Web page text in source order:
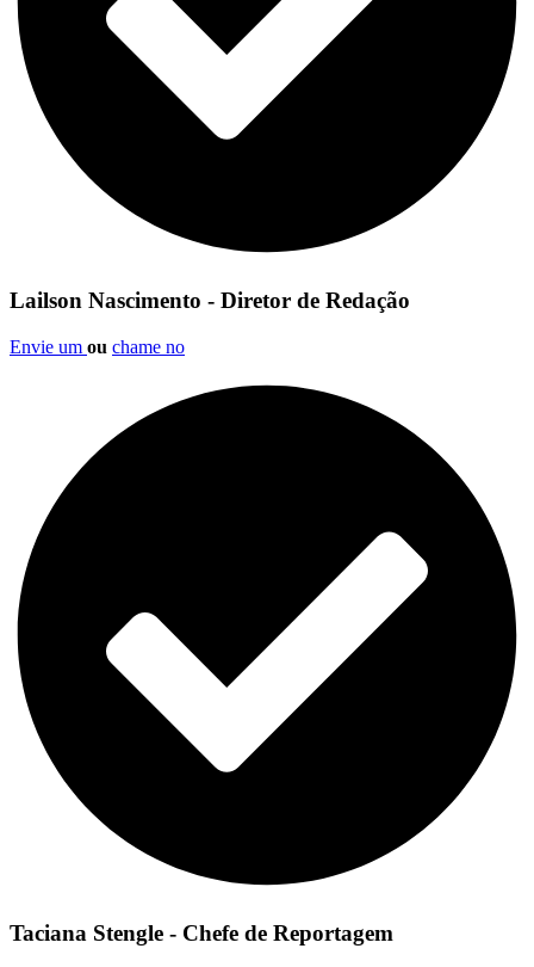
Lailson Nascimento - Diretor de Redação
Envie um ou chame no
Taciana Stengle - Chefe de Reportagem